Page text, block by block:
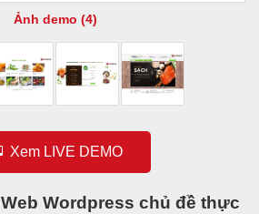
Ảnh demo (4)
Xem LIVE DEMO
Web Wordpress chủ đề thực